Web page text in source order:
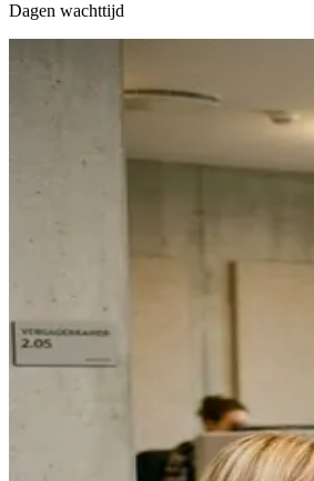
Dagen wachttijd